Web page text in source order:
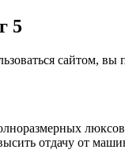
5
сайтом, вы
отдачу от